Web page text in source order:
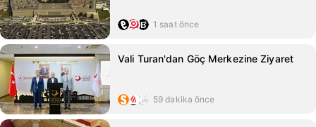
1 saat önce
Vali Turan'dan Göç Merkezine Ziyaret
59 dakika önce